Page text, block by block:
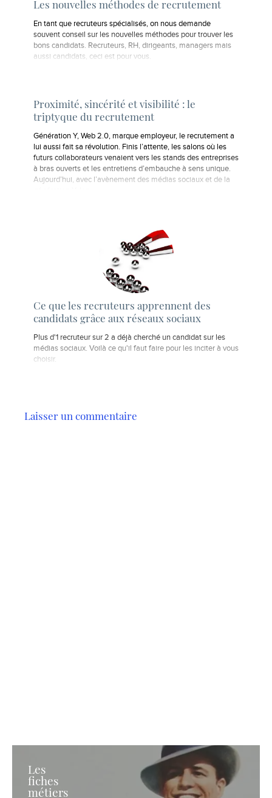
Les nouvelles méthodes de recrutement
En tant que recruteurs spécialisés, on nous demande
souvent conseil sur les nouvelles méthodes pour trouver les
bons candidats. Recruteurs, RH, dirigeants, managers mais
aussi candidats, ceci est pour vous.
Proximité, sincérité et visibilité : le
triptyque du recrutement
Génération Y, Web 2.0, marque employeur, le recrutement a
lui aussi fait sa révolution. Finis l’attente, les salons où les
futurs collaborateurs venaient vers les stands des entreprises
à bras ouverts et les entretiens d’embauche à sens unique.
Aujourd’hui, avec l’avènement des médias sociaux et de la
Ce que les recruteurs apprennent des
candidats grâce aux réseaux sociaux
Plus d'1 recruteur sur 2 a déjà cherché un candidat sur les
médias sociaux. Voilà ce qu'il faut faire pour les inciter à vous
choisir.
Laisser un commentaire
Les
fiches
métiers